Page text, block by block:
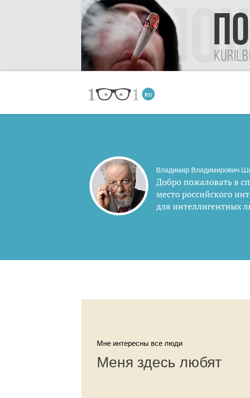
Владимир Владимирович
Добро пожаловать в
место российского
для интеллигентных
Мне интересны все люди
Меня здесь любят